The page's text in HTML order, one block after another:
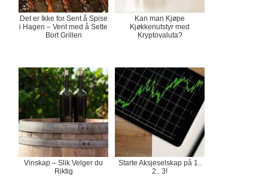
Det er Ikke for Sent å Spise
i Hagen – Vent med å Sette
Bort Grillen
Kan man Kjøpe
Kjøkkenutstyr med
Kryptovaluta?
Vinskap – Slik Velger du
Riktig
Starte Aksjeselskap på 1..
2.. 3!